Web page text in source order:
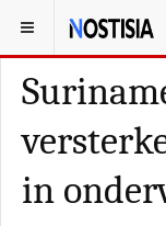
YOU ARE HERE:
in